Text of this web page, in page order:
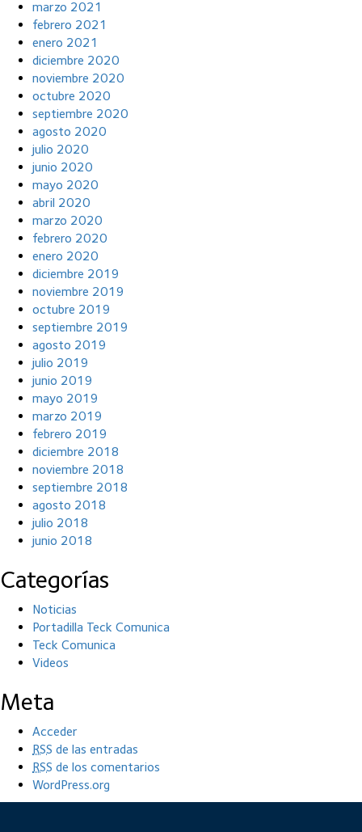
marzo 2021
febrero 2021
enero 2021
diciembre 2020
noviembre 2020
octubre 2020
septiembre 2020
agosto 2020
julio 2020
junio 2020
mayo 2020
abril 2020
marzo 2020
febrero 2020
enero 2020
diciembre 2019
noviembre 2019
octubre 2019
septiembre 2019
agosto 2019
julio 2019
junio 2019
mayo 2019
marzo 2019
febrero 2019
diciembre 2018
noviembre 2018
septiembre 2018
agosto 2018
julio 2018
junio 2018
Categorías
Noticias
Portadilla Teck Comunica
Teck Comunica
Videos
Meta
Acceder
RSS de las entradas
RSS de los comentarios
WordPress.org